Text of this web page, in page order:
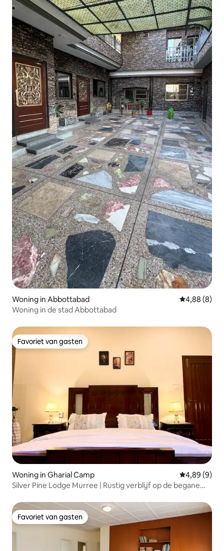
Woning in Abbottabad Gemiddelde
4,88 (8)
Woning in de stad Abbottabad
Favoriet van gasten
Favoriet van gasten
Woning in Gharial Camp Gemiddelde
4,89 (9)
Silver Pine Lodge Murree | Rustig verblijf op de begane
Favoriet van gasten
Favoriet van gasten